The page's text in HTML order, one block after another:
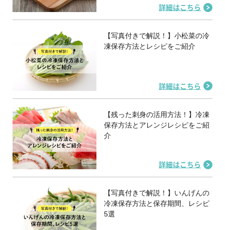
詳細はこちら
【写真付きで解説！】小松菜の冷
凍保存方法とレシピをご紹介
詳細はこちら
【残った刺身の活用方法！】冷凍
保存方法とアレンジレシピをご紹
介
詳細はこちら
【写真付きで解説！】いんげんの
冷凍保存方法と保存期間、レシピ
5選